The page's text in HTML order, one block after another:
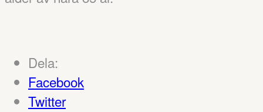
Dela:
Facebook
Twitter